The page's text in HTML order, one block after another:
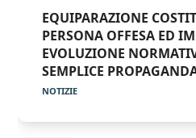
EQUIPARAZIONE
PERSONA OFFESA ED
EVOLUZIONE
SEMPLICE
NOTIZIE